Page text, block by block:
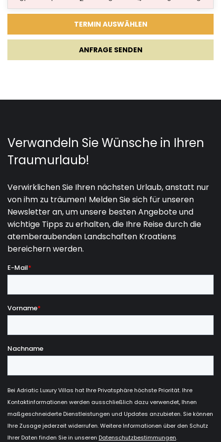
21.08.2027. 03.09.2027. 5 1130 €
04.09.2027. 17.09.2027. 5 900 €
***SONDERANGEBOT HERBST***
- Wein- und Olivenölverkostung, Trüffelsuche /
- Privatkoch in der Villa, Massage in der Villa und viele
andere personalisierte Dienstleistungen
***
***INBEGRIFFEN***
- Mastro Raphael Bettwäsche und 2 Handtücher pro
Geschirr, Besteck, Inventar lt. Beschreibung;
- Poolhandtücher / pro Person / bei Ankunft;
- Kosmetikprodukte von L'Occitane;
- eine Schüssel mit Obst der Saison bei der Ankunft;
- Poolreinigung einmal pro Woche durch ein
professionelles Unternehmen;
- Gartenarbeit einmal pro Woche von einem
ANFRAGE SENDEN